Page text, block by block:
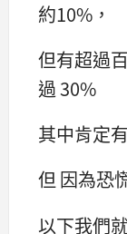
約10%，
但有超過
過 30%
其中肯定
但 因為恐
以下我們